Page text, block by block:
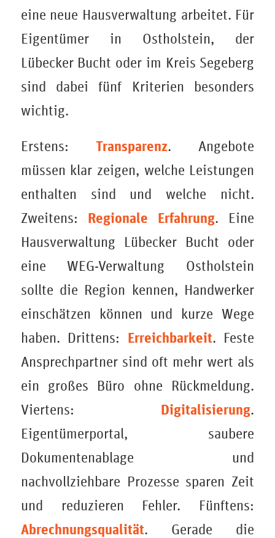
eine neue Hausverwaltung arbeitet. Für
Eigentümer in Ostholstein, der
Lübecker Bucht oder im Kreis Segeberg
sind dabei fünf Kriterien besonders
wichtig.
Erstens: Transparenz. Angebote
müssen klar zeigen, welche Leistungen
enthalten sind und welche nicht.
Zweitens: Regionale Erfahrung. Eine
Hausverwaltung Lübecker Bucht oder
eine WEG-Verwaltung Ostholstein
sollte die Region kennen, Handwerker
einschätzen können und kurze Wege
haben. Drittens: Erreichbarkeit. Feste
Ansprechpartner sind oft mehr wert als
ein großes Büro ohne Rückmeldung.
Viertens: Digitalisierung.
Eigentümerportal, saubere
Dokumentenablage und
nachvollziehbare Prozesse sparen Zeit
und reduzieren Fehler. Fünftens:
Abrechnungsqualität. Gerade die